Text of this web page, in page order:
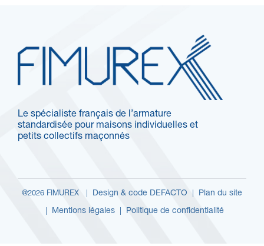
Le spécialiste français de l’armature
standardisée pour maisons individuelles et
petits collectifs maçonnés
@2026 FIMUREX | Design & code DEFACTO Plan du site
Mentions légales| Politique de confidentialité